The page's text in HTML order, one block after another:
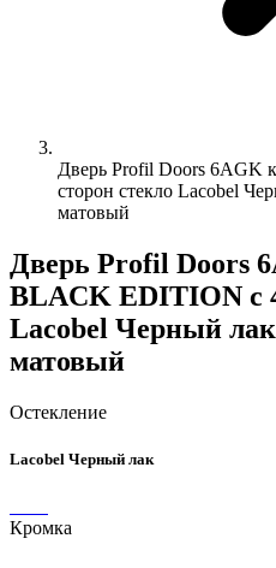
Дверь Profil Doors 6AGK
сторон стекло Lacobel
матовый
Дверь Profil Doors
BLACK EDITION с
Lacobel Черный
матовый
Остекление
Lacobel Черный лак
Кромка